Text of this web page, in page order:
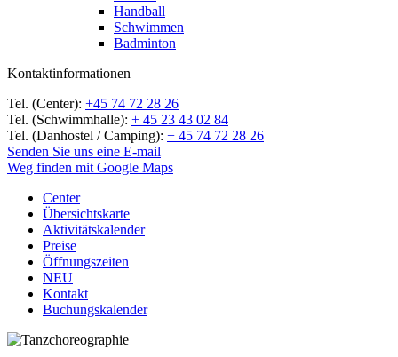
Handball
Schwimmen
Badminton
Kontaktinformationen
Tel. (Center): +45 74 72 28 26
Tel. (Schwimmhalle): + 45 23 43 02 84
Tel. (Danhostel / Camping): + 45 74 72 28 26
Senden Sie uns eine E-mail
Weg finden mit Google Maps
Center
Übersichtskarte
Aktivitätskalender
Preise
Öffnungszeiten
NEU
Kontakt
Buchungskalender